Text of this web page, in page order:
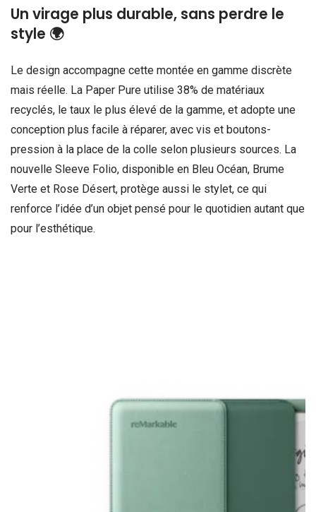
Un virage plus durable, sans perdre le
style 🌍
Le design accompagne cette montée en gamme discrète
mais réelle. La Paper Pure utilise 38% de matériaux
recyclés, le taux le plus élevé de la gamme, et adopte une
conception plus facile à réparer, avec vis et boutons-
pression à la place de la colle selon plusieurs sources. La
nouvelle Sleeve Folio, disponible en Bleu Océan, Brume
Verte et Rose Désert, protège aussi le stylet, ce qui
renforce l’idée d’un objet pensé pour le quotidien autant que
pour l’esthétique.